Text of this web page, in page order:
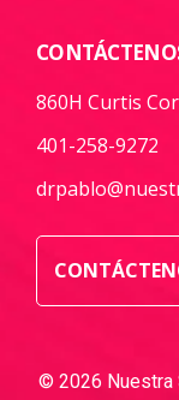
860H Curtis
401-258-9272
© 2026 Nuestra